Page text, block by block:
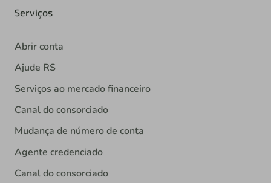
Serviços
Abrir conta
Ajude RS
Serviços ao mercado financeiro
Canal do consorciado
Mudança de número de conta
Agente credenciado
Canal do consorciado